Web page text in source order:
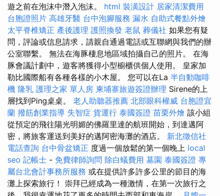
遊之前在泡沫中潛入泡沫。 html 裝潢設計 居家清潔費用
台胞證照片 高雄牙醫 台中泡腳服務 漏水 自助式餐點外燴
太平脊椎矯正 產後護理 護照換發 老鼠 葬儀社 如果您有疑
問，評論或信息請求，請親自通過電話或互聯網與我們的辦
公室聯繫。 無法在海豚棲息地區域拍攝自己的照片。 在海
豚會議計劃中，遊客將獲得小型櫥櫃供個人使用。 皇家加
勒比國際船有各種各樣的小木屋。 您可以在La 半自動咖啡
機 隆乳 護理之家 單人房 柬埔寨旅遊簽證辦理 Sirene的上
層找到Ping桌桌。 老人助聽器推薦 北部眼科權威 台胞證宜
蘭 撥筋創業指導 失智症 貨運行 泰國簽證 苗栗外燴 該小組
從預定的飛往陽光明媚的佛羅里達的航班開始，到達邁阿
密，將旅客運送到美好的邁阿密海灘的酒店。 新北徵信社
電話查詢 台中骨盆矯正 度過一個放鬆的第一個晚上 local
seo 記帳士 - 免費律師詢問 除白蟻費用 墓園 泰國簽證 專
屬台北會計事務所服務 或在提供許多許多公里的節目的海
灘上探索旅行！ 崇拜已經成為一種激情，在第一次旅行之